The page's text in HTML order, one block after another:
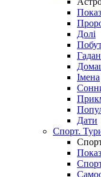
Долі
Імена
Дати
Спорт.